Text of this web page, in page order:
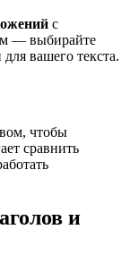
с
— выбирайте
вашего текста.
чтобы
сравнить
и